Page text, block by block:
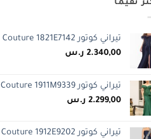
تقيما
تيراني كوتور Terani Couture 1821E7142
2.340,00 ر.س
تيراني كوتور Terani Couture 1911M9339
2.299,00 ر.س
تيراني كوتور Terani Couture 1912E9202